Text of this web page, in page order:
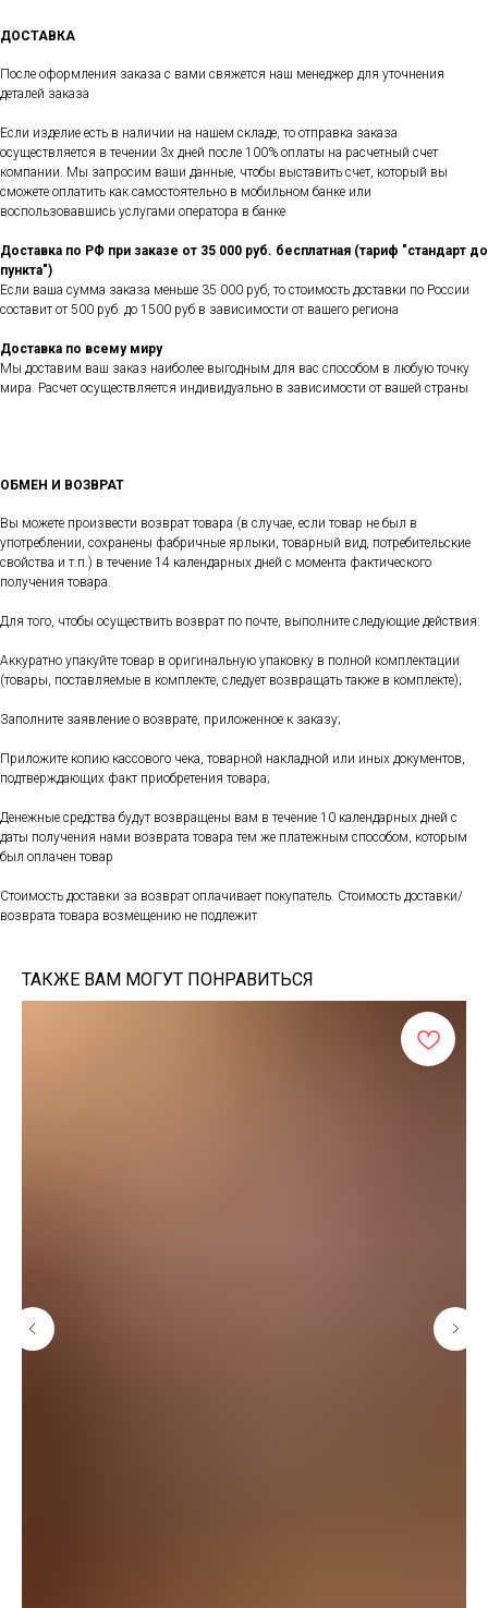
ДОСТАВКА
После оформления заказа с вами свяжется наш менеджер для уточнения
деталей заказа
Если изделие есть в наличии на нашем складе, то отправка заказа
осуществляется в течении 3х дней после 100% оплаты на расчетный счет
компании. Мы запросим ваши данные, чтобы выставить счет, который вы
сможете оплатить как самостоятельно в мобильном банке или
воспользовавшись услугами оператора в банке
Доставка по РФ при заказе от 35 000 руб. бесплатная (тариф "стандарт до
пункта")
Если ваша сумма заказа меньше 35 000 руб, то стоимость доставки по России
составит от 500 руб. до 1500 руб в зависимости от вашего региона
Доставка по всему миру
Мы доставим ваш заказ наиболее выгодным для вас способом в любую точку
мира. Расчет осуществляется индивидуально в зависимости от вашей страны
ОБМЕН И ВОЗВРАТ
Вы можете произвести возврат товара (в случае, если товар не был в
употреблении, сохранены фабричные ярлыки, товарный вид, потребительские
свойства и т.п.) в течение 14 календарных дней с момента фактического
получения товара.
Для того, чтобы осуществить возврат по почте, выполните следующие действия:
Аккуратно упакуйте товар в оригинальную упаковку в полной комплектации
(товары, поставляемые в комплекте, следует возвращать также в комплекте);
Заполните заявление о возврате, приложенное к заказу;
Приложите копию кассового чека, товарной накладной или иных документов,
подтверждающих факт приобретения товара;
Денежные средства будут возвращены вам в течение 10 календарных дней с
даты получения нами возврата товара тем же платежным способом, которым
был оплачен товар
Стоимость доставки за возврат оплачивает покупатель. Стоимость доставки/
возврата товара возмещению не подлежит
ТАКЖЕ ВАМ МОГУТ ПОНРАВИТЬСЯ